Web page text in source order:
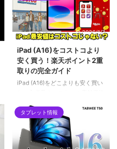
など、当サイトでも紹介した格安
タブレットが対象となった今回の
騒動を時系列で解説します。迅速
な対応で評価を上げたメーカー
は？手元の「Alldocube iPlay 60
mini pro」を例に、画像付きで対
策アップデートの手順も詳しくご
紹介します。
2026/1/7
iPad (A16)をコストコより
安く買う！楽天ポイント2重
取りの完全ガイド
iPad (A16)をどこよりも安く買い
ント2重取りルート」を徹底解説
します。SPU（ポイントアップ）
やお買い物マラソンをフル活用し
て、実質5万円台前半で手に入れ
タブレット情報